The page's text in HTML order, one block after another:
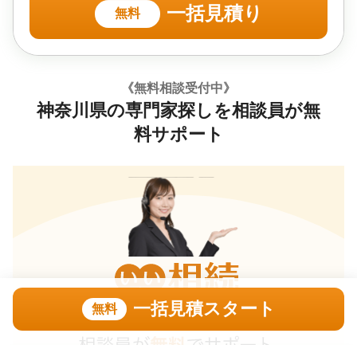
無料 一括見積り
《無料相談受付中》
神奈川県の専門家探しを相談員が無
料サポート
無料 一括見積スタート